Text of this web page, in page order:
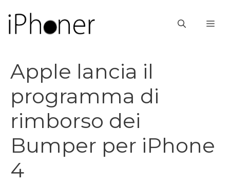
contenuto
Apple lancia il
programma di
rimborso dei
Bumper per iPhone
4